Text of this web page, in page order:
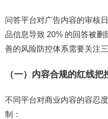
问答平台对广告内容的审核
品信息导致 20% 的回答被
善的风险防控体系需要关注三
（一）内容合规的红线把
不同平台对商业内容的容忍
制：